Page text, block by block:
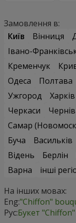
Замовлення в:
Київ
Вінниця
Івано-
Кременчук
Одеса
Полтава
Ужгород
Харків
Черкаси
Самар
Буча
Васильків
Відень
Берлін
Варна
інші
На інших мовах:
Eng:"Chiffon"
Рус:Букет "Chiffon"